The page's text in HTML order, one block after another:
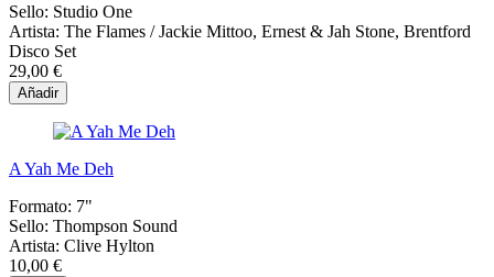
Sello: Studio One
Artista: The Flames / Jackie Mittoo, Ernest & Jah Stone, Brentford
Disco Set
29,00 €
Añadir
A Yah Me Deh
Formato: 7"
Sello: Thompson Sound
Artista: Clive Hylton
10,00 €